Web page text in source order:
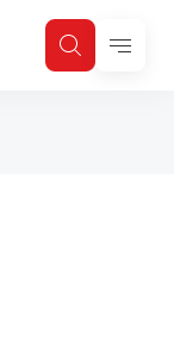
ZoekenMenu